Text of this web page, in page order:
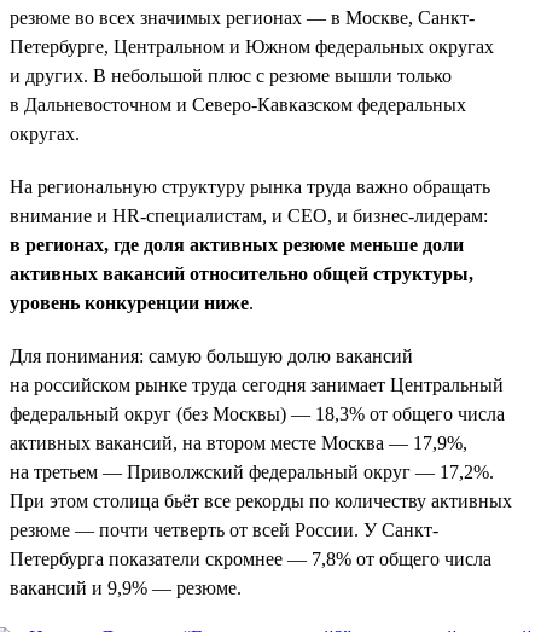
резюме во всех значимых регионах — в Москве, Санкт-
Петербурге, Центральном и Южном федеральных округах
и других. В небольшой плюс с резюме вышли только
в Дальневосточном и Северо-Кавказском федеральных
округах.
На региональную структуру рынка труда важно обращать
внимание и HR-специалистам, и СЕО, и бизнес-лидерам:
в регионах, где доля активных резюме меньше доли
активных вакансий относительно общей структуры,
уровень конкуренции ниже.
Для понимания: самую большую долю вакансий
на российском рынке труда сегодня занимает Центральный
федеральный округ (без Москвы) — 18,3% от общего числа
активных вакансий, на втором месте Москва — 17,9%,
на третьем — Приволжский федеральный округ — 17,2%.
При этом столица бьёт все рекорды по количеству активных
резюме — почти четверть от всей России. У Санкт-
Петербурга показатели скромнее — 7,8% от общего числа
вакансий и 9,9% — резюме.